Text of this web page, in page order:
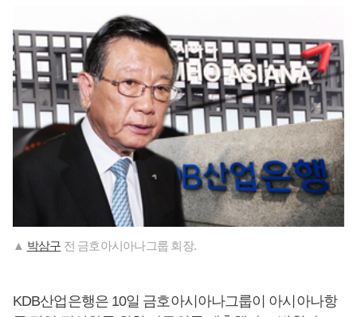
▲ 박삼구 전 금호아시아나그룹 회장.
KDB산업은행은 10일 금호아시아나그룹이 아시아나항